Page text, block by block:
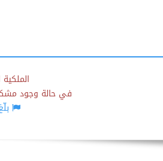
في حالة وجود مشكلة